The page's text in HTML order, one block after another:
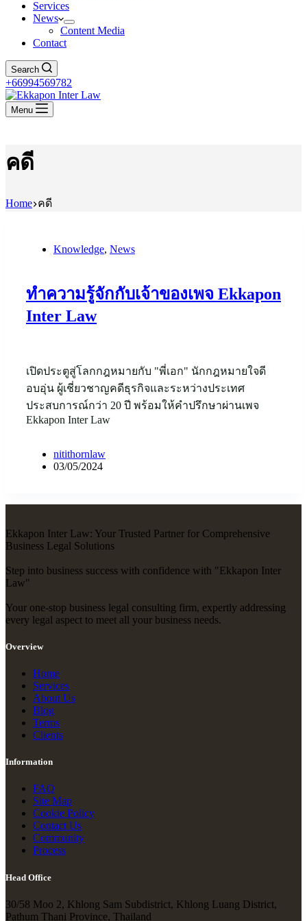
Services
News
Content Media
Contact
Search
+66994569782
Menu
คดี
Home คดี
Knowledge, News
ทำความรู้จักกับเจ้าของเพจ Ekkapon
Inter Law
เปิดประตูสู่โลกกฎหมายกับ "พี่เอก" นักกฎหมายใจดี
อบอุ่น ผู้เชี่ยวชาญคดีธุรกิจและระหว่างประเทศ
ประสบการณ์กว่า 20 ปี พร้อมให้คำปรึกษาผ่านเพจ
Ekkapon Inter Law
nitithornlaw
03/05/2024
Ekkapon Inter Law: Your Trusted Partner for Comprehensive
Business Legal Solutions
Step into business success with confidence with "Ekkapon Inter
Law"
Your one-stop business legal consulting firm, expertly addressing
every legal aspect to meet all your business needs.
Overview
Home
Services
About Us
Blog
Terms
Clients
Information
FAQ
Site Map
Cookie Policy
Contact Us
Community
Process
Head Office
30/58 Moo 2, Khlong Sam Subdistrict, Khlong Luang District,
Pathum Thani Province, Thailand